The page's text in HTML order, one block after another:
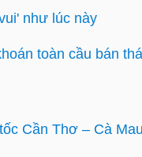
như lúc này
toàn cầu bán
Cần Thơ – Cà Mau